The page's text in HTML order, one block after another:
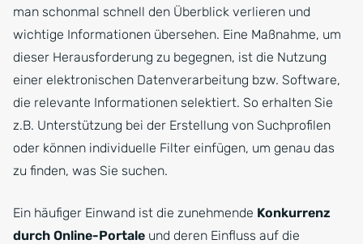
man schonmal schnell den Überblick verlieren und
wichtige Informationen übersehen. Eine Maßnahme, um
dieser Herausforderung zu begegnen, ist die Nutzung
einer elektronischen Datenverarbeitung bzw. Software,
die relevante Informationen selektiert. So erhalten Sie
z.B. Unterstützung bei der Erstellung von Suchprofilen
oder können individuelle Filter einfügen, um genau das
zu finden, was Sie suchen.
Ein häufiger Einwand ist die zunehmende Konkurrenz
durch Online-Portale und deren Einfluss auf die